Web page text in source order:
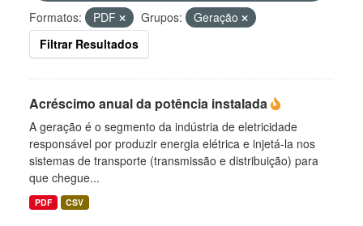
Formatos:
PDF Grupos:
Geração
Filtrar Resultados
Acréscimo anual da potência instalada
A geração é o segmento da indústria de eletricidade
responsável por produzir energia elétrica e injetá-la nos
sistemas de transporte (transmissão e distribuição) para
que chegue...
PDF CSV